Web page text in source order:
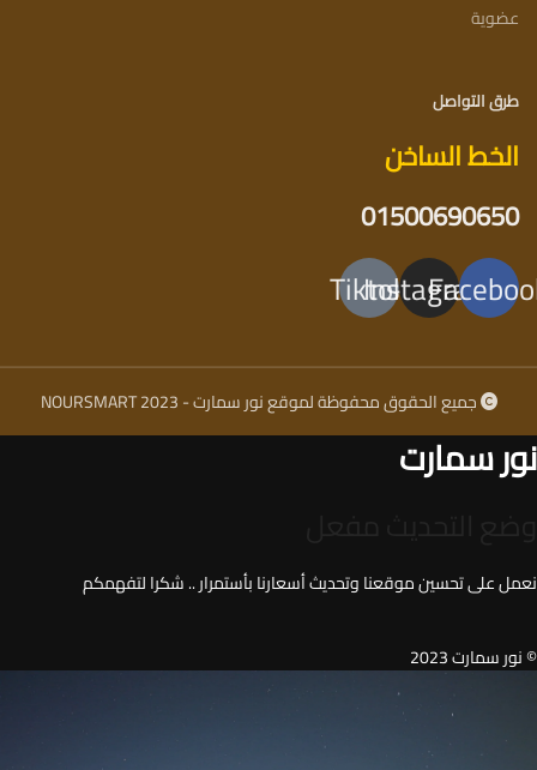
عضوية
طرق التواصل
الخط الساخن
01500690650
Instagram
Tiktok
جميع الحقوق محفوظة لموقع نور سمارت - NOURSMART 2023
نور سمارت
نعمل على تحسين موقعنا وتحديث أسعارنا بأستمرار .. شكرا لتفهمكم
© نور سمارت 2023